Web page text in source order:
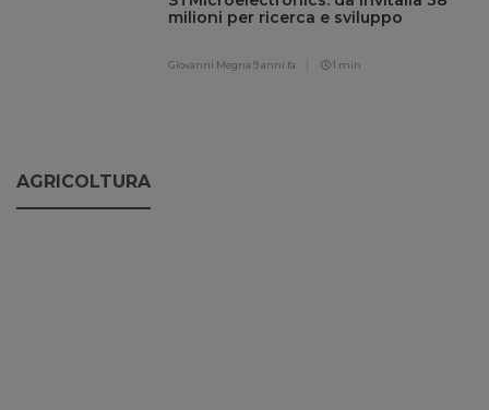
milioni per ricerca e sviluppo
Giovanni Megna9 anni fa 1 min
AGRICOLTURA